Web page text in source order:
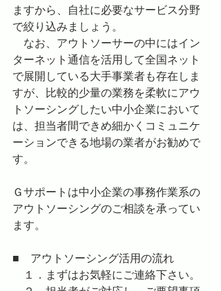
ますから、自社に必要なサービス分野
で絞り込みましょう。
なお、アウトソーサーの中にはイン
ターネット通信を活用して全国ネット
で展開している大手事業者も存在しま
すが、比較的少量の業務を柔軟にアウ
トソーシングしたい中小企業において
は、担当者間できめ細かくコミュニケ
ーションできる地場の業者がお勧めで
す。
Ｇサポートは中小企業の事務作業系の
アウトソーシングのご相談を承ってい
ます。
■　アウトソーシング活用の流れ
１．まずはお気軽にご連絡下さい。